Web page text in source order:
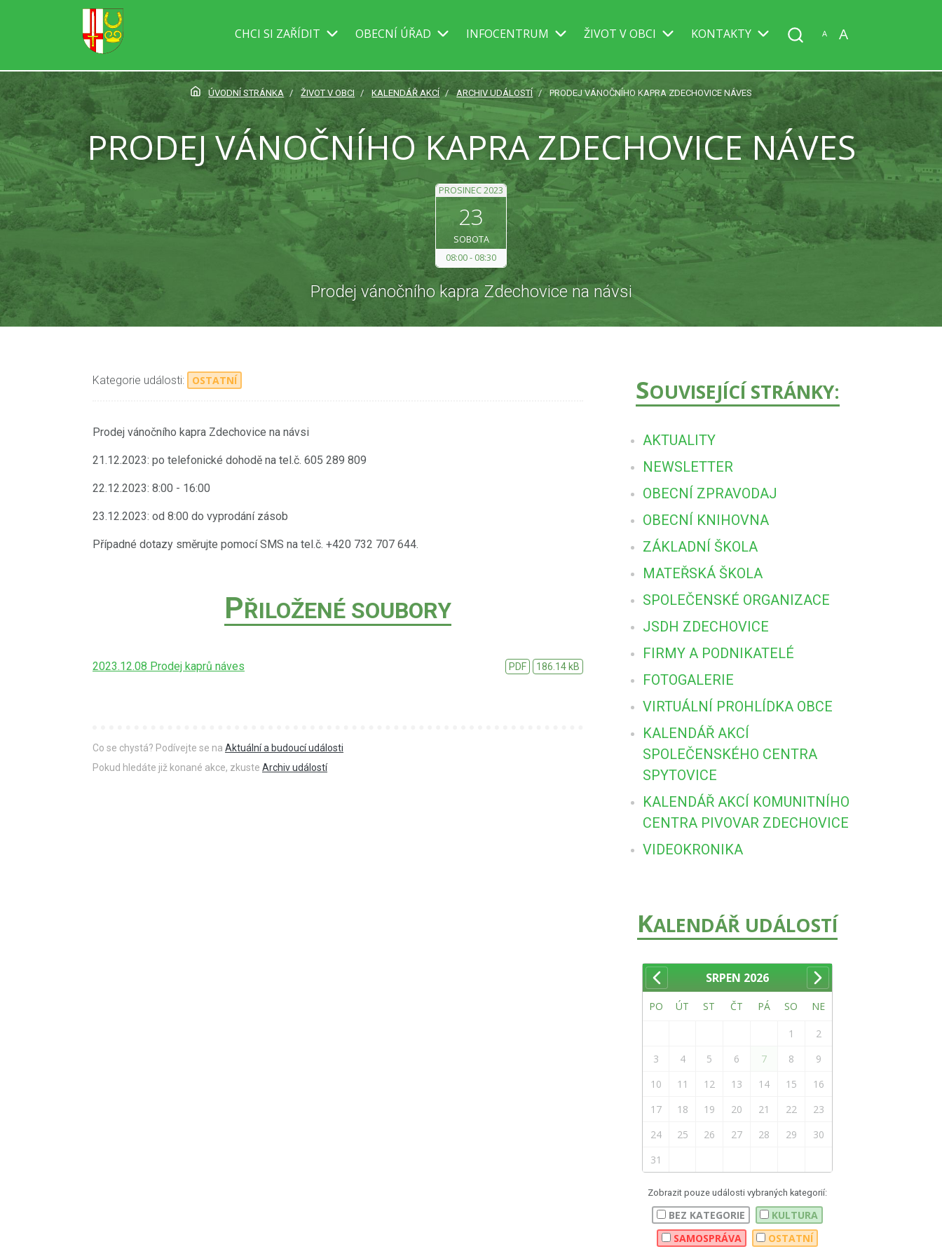
CHCI SI ZAŘÍDIT OBECNÍ ÚŘAD INFOCENTRUM ŽIVOT V OBCI KONTAKTY A A
ÚVODNÍ STRÁNKA ŽIVOT V OBCI KALENDÁŘ AKCÍ ARCHIV UDÁLOSTÍ PRODEJ VÁNOČNÍHO KAPRA ZDECHOVICE NÁVES
PRODEJ VÁNOČNÍHO KAPRA ZDECHOVICE NÁVES
PROSINEC 2023
23
SOBOTA
08:00
08:30
Prodej vánočního kapra Zdechovice na návsi
Kategorie události: OSTATNÍ
Prodej vánočního kapra Zdechovice na návsi
21.12.2023: po telefonické dohodě na tel.č. 605 289 809
22.12.2023: 8:00 - 16:00
23.12.2023: od 8:00 do vyprodání zásob
Případné dotazy směrujte pomocí SMS na tel.č. +420 732 707 644.
PŘILOŽENÉ SOUBORY
2023.12.08 Prodej kaprů náves PDF 186.14 kB
Co se chystá? Podívejte se na Aktuální a budoucí události
Pokud hledáte již konané akce, zkuste Archiv událostí
SOUVISEJÍCÍ STRÁNKY:
AKTUALITY
NEWSLETTER
OBECNÍ ZPRAVODAJ
OBECNÍ KNIHOVNA
ZÁKLADNÍ ŠKOLA
MATEŘSKÁ ŠKOLA
SPOLEČENSKÉ ORGANIZACE
JSDH ZDECHOVICE
FIRMY A PODNIKATELÉ
FOTOGALERIE
VIRTUÁLNÍ PROHLÍDKA OBCE
KALENDÁŘ AKCÍ
SPOLEČENSKÉHO CENTRA
SPYTOVICE
KALENDÁŘ AKCÍ KOMUNITNÍHO
CENTRA PIVOVAR ZDECHOVICE
VIDEOKRONIKA
KALENDÁŘ UDÁLOSTÍ
SRPEN 2026
PO ÚT ST ČT PÁ SO NE
1
2
3
4 5 6 7 8
9
10
11 12 13 14 15
16
17
18 19 20 21 22
23
24
25 26 27 28 29
30
31
Zobrazit pouze události vybraných kategorií:
BEZ KATEGORIE
KULTURA
SAMOSPRÁVA
OSTATNÍ